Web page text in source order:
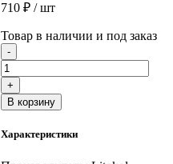
710 ₽/ шт
Товар в наличии и под заказ
- Количество
товара
Затирка
LITOCHROM
LUXURY
LLE
+
В корзину
Характеристики